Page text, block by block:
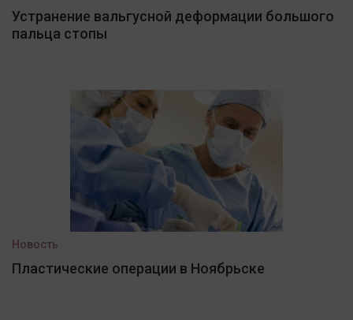
Устранение вальгусной деформации большого
пальца стопы
Новость
Пластические операции в Ноябрьске